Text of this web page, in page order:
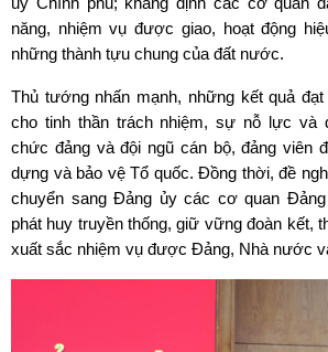
năng, nhiệm vụ được giao, hoạt động
những thành tựu chung của đất nước.
Thủ tướng nhấn mạnh, những kết quả
cho tinh thần trách nhiệm, sự nỗ lực và
chức đảng và đội ngũ cán bộ, đảng viên
dựng và bảo vệ Tổ quốc. Đồng thời, đề
chuyển sang Đảng ủy các cơ quan
phát huy truyền thống, giữ vững đoàn kết,
xuất sắc nhiệm vụ được Đảng, Nhà nước